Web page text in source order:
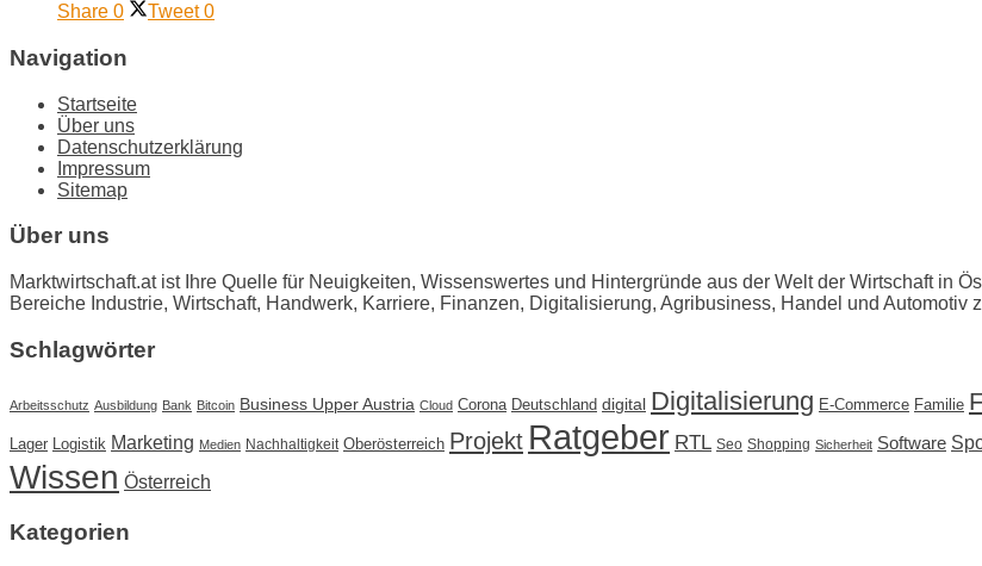
Share 0 Tweet 0
Navigation
Startseite
Über uns
Datenschutzerklärung
Impressum
Sitemap
Über uns
Marktwirtschaft.at ist Ihre Quelle für Neuigkeiten, Wissenswertes und Hintergründe aus der Welt der Wirtschaft in
Bereiche Industrie, Wirtschaft, Handwerk, Karriere, Finanzen, Digitalisierung, Agribusiness, Handel und Automotiv
Schlagwörter
Arbeitsschutz Ausbildung Bank Bitcoin Business Upper Austria Cloud Corona Deutschland digital Digitalisierung E-Commerce Familie
Lager Logistik Marketing Medien Nachhaltigkeit Oberösterreich Projekt Ratgeber RTL Seo Shopping Sicherheit Software
Wissen Österreich
Kategorien